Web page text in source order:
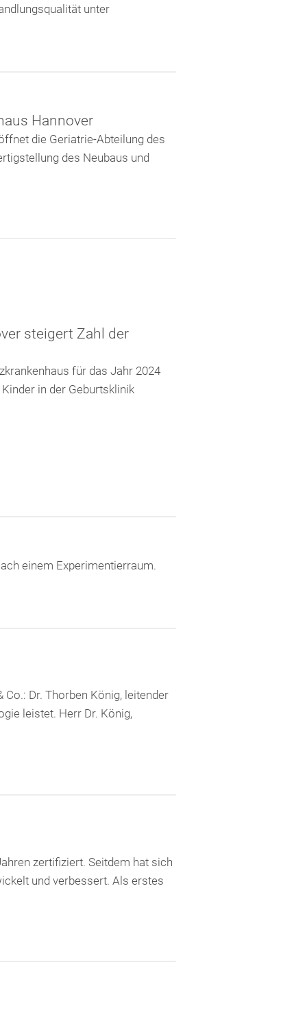
unter
Hannover
die Geriatrie-Abteilung des
des Neubaus und
steigert Zahl der
für das Jahr 2024
in der Geburtsklinik
einem Experimentierraum.
Dr. Thorben König, leitender
leistet. Herr Dr. König,
zertifiziert. Seitdem hat sich
und verbessert. Als erstes